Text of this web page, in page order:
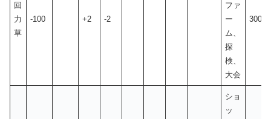
回
力
草
-100 +2 -2
ファ
ー
ム、
探
検、
大会
300
ショ
ッ